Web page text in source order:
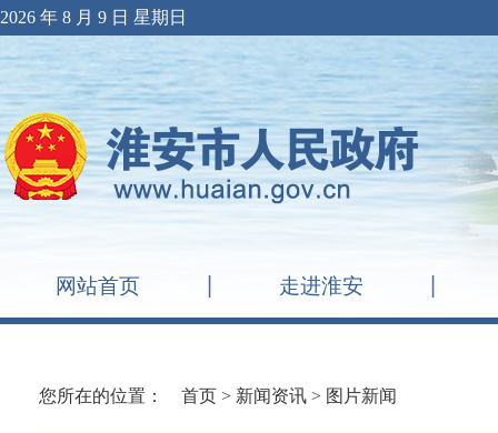
2026 年 8 月 9 日 星期日
网站首页 走进淮安
您所在的位置： 首页 > 新闻资讯 > 图片新闻